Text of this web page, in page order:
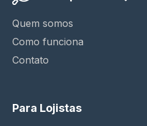
Quem somos
Como funciona
Contato
Para Lojistas